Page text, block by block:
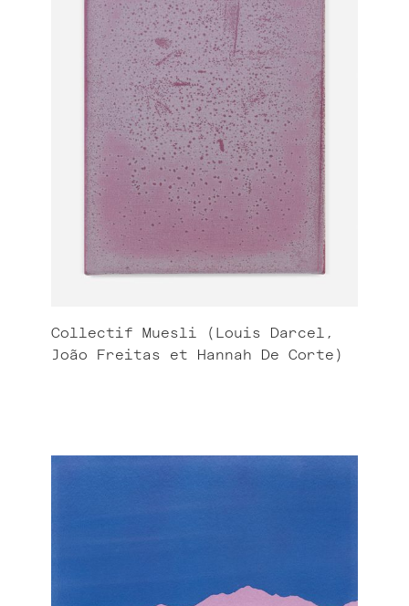
Collectif Muesli (Louis Darcel,
João Freitas et Hannah De Corte)